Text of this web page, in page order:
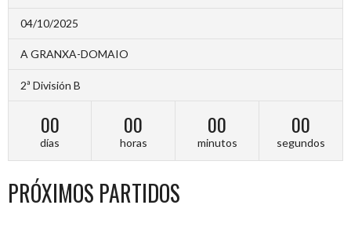
04/10/2025
A GRANXA-DOMAIO
2ª División B
00
días
00
horas
00
minutos
00
segundos
PRÓXIMOS PARTIDOS